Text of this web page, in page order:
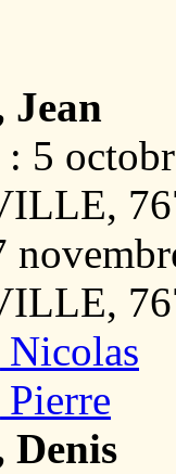
Jean
: 5
Denis